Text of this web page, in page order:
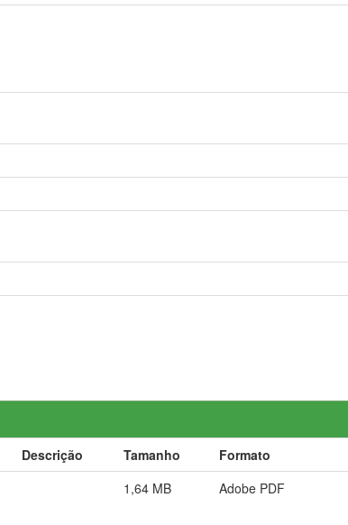
Descrição Tamanho
Formato
1,64 MB Adobe PDF